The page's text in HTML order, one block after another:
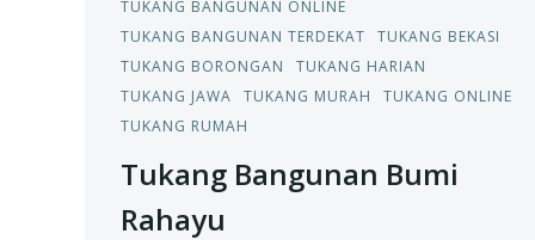
TUKANG BANGUNAN ONLINE
TUKANG BANGUNAN TERDEKAT
TUKANG BEKASI
TUKANG BORONGAN
TUKANG HARIAN
TUKANG JAWA
TUKANG MURAH
TUKANG ONLINE
TUKANG RUMAH
Tukang Bangunan Bumi
Rahayu